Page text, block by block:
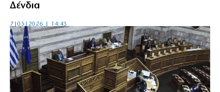
Δένδια
7|05|2026 | 14:43